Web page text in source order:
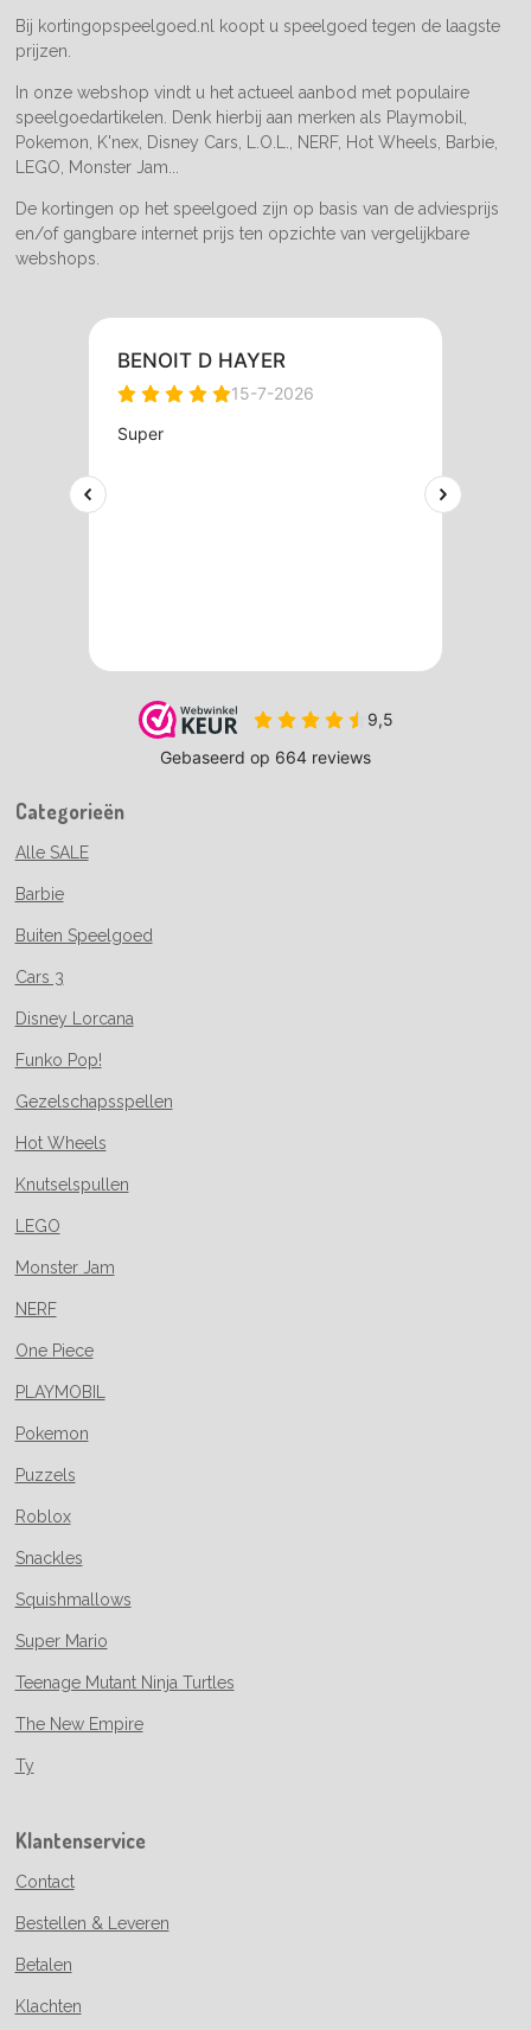
m
Bij kortingopspeelgoed.nl koopt u speelgoed tegen de laagste
prijzen.
In onze webshop vindt u het actueel aanbod met populaire
speelgoedartikelen. Denk hierbij aan merken als Playmobil,
Pokemon, K'nex, Disney Cars, L.O.L., NERF, Hot Wheels, Barbie,
LEGO, Monster Jam...
De kortingen op het speelgoed zijn op basis van de adviesprijs
en/of gangbare internet prijs ten opzichte van vergelijkbare
webshops.
Categorieën
Alle SALE
Barbie
Buiten Speelgoed
Cars 3
Disney Lorcana
Funko Pop!
Gezelschapsspellen
Hot Wheels
Knutselspullen
LEGO
Monster Jam
NERF
One Piece
PLAYMOBIL
Pokemon
Puzzels
Roblox
Snackles
Squishmallows
Super Mario
Teenage Mutant Ninja Turtles
The New Empire
Ty
Klantenservice
Contact
Bestellen & Leveren
Betalen
Klachten